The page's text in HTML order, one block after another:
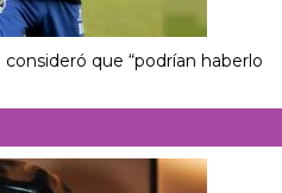
que “podrían haberlo